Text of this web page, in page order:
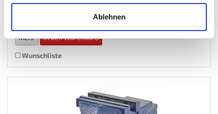
Ablehnen
Mehr In den Warenkorb
Wunschliste